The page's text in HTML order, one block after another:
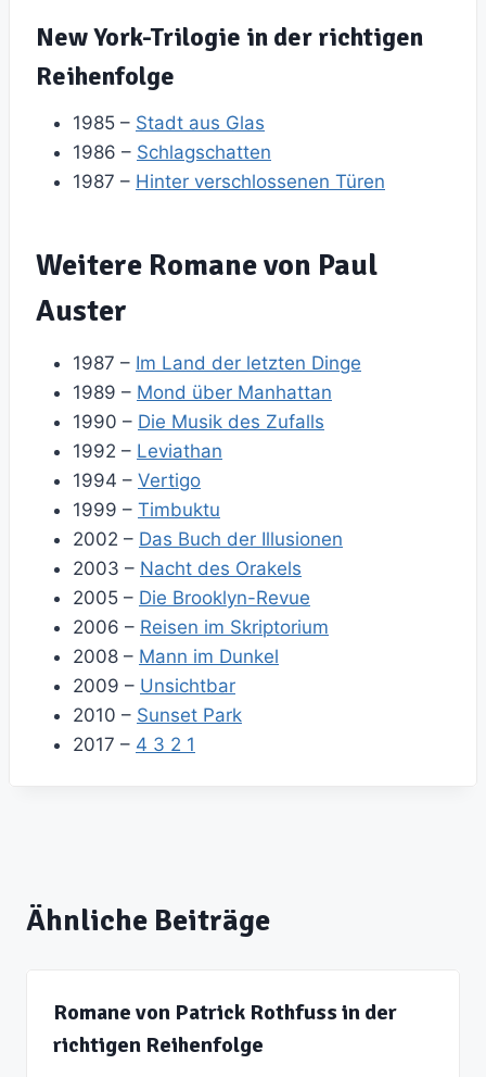
New York-Trilogie in der richtigen
Reihenfolge
1985 – Stadt aus Glas
1986 – Schlagschatten
1987 – Hinter verschlossenen Türen
Weitere Romane von Paul
Auster
1987 – Im Land der letzten Dinge
1989 – Mond über Manhattan
1990 – Die Musik des Zufalls
1992 – Leviathan
1994 – Vertigo
1999 – Timbuktu
2002 – Das Buch der Illusionen
2003 – Nacht des Orakels
2005 – Die Brooklyn-Revue
2006 – Reisen im Skriptorium
2008 – Mann im Dunkel
2009 – Unsichtbar
2010 – Sunset Park
2017 – 4 3 2 1
Ähnliche Beiträge
Romane von Patrick Rothfuss in der
richtigen Reihenfolge